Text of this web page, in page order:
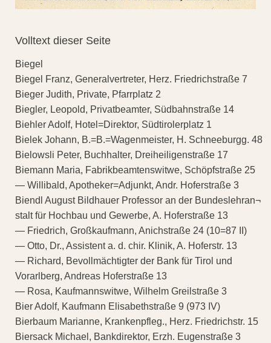
Volltext dieser Seite
Biegel
Biegel Franz, Generalvertreter, Herz. Friedrichstraße 7
Bieger Judith, Private, Pfarrplatz 2
Biegler, Leopold, Privatbeamter, Südbahnstraße 14
Biehler Adolf, Hotel=Direktor, Südtirolerplatz 1
Bielek Johann, B.=B.=Wagenmeister, H. Schneeburgg. 48
Bielowsli Peter, Buchhalter, Dreiheiligenstraße 17
Biemann Maria, Fabrikbeamtenswitwe, Schöpfstraße 25
— Willibald, Apotheker=Adjunkt, Andr. Hoferstraße 3
Biendl August Bildhauer Professor an der Bundeslehran¬
stalt für Hochbau und Gewerbe, A. Hoferstraße 13
— Friedrich, Großkaufmann, Anichstraße 24 (10=87 II)
— Otto, Dr., Assistent a. d. chir. Klinik, A. Hoferstr. 13
— Richard, Bevollmächtigter der Bank für Tirol und
Vorarlberg, Andreas Hoferstraße 13
— Rosa, Kaufmannswitwe, Wilhelm Greilstraße 3
Bier Adolf, Kaufmann Elisabethstraße 9 (973 IV)
Bierbaum Marianne, Krankenpfleg., Herz. Friedrichstr. 15
Biersack Michael, Bankdirektor, Erzh. Eugenstraße 3